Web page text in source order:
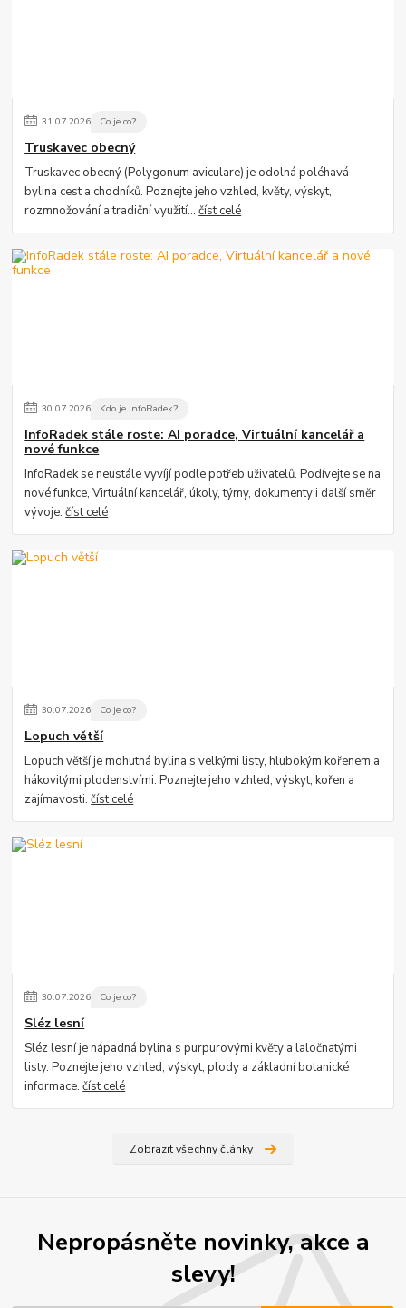
31.07.2026 Co je co?
Truskavec obecný
Truskavec obecný (Polygonum aviculare) je odolná poléhavá
bylina cest a chodníků. Poznejte jeho vzhled, květy, výskyt,
rozmnožování a tradiční využití...číst celé
30.07.2026 Kdo je InfoRadek?
InfoRadek stále roste: AI poradce, Virtuální kancelář a
nové funkce
InfoRadek se neustále vyvíjí podle potřeb uživatelů. Podívejte se na
nové funkce, Virtuální kancelář, úkoly, týmy, dokumenty i další směr
vývoje.číst celé
30.07.2026 Co je co?
Lopuch větší
Lopuch větší je mohutná bylina s velkými listy, hlubokým kořenem a
hákovitými plodenstvími. Poznejte jeho vzhled, výskyt, kořen a
zajímavosti.číst celé
30.07.2026 Co je co?
Sléz lesní
Sléz lesní je nápadná bylina s purpurovými květy a laločnatými
listy. Poznejte jeho vzhled, výskyt, plody a základní botanické
informace.číst celé
Zobrazit všechny články
Nepropásněte novinky, akce a
slevy!